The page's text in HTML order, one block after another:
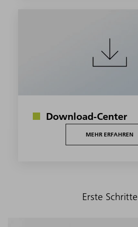
Download-Center
MEHR ERFAHREN
Erste Schritte